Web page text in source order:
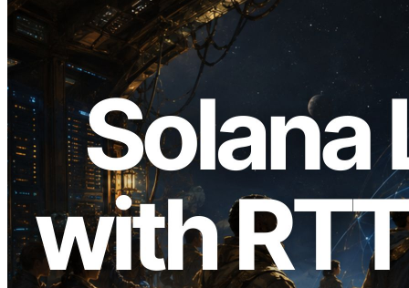
2026.08.05
ERPC expande a Solana Leader Slot API
com medição de ping a partir de 7 regiões
globais — Validators Information API
também lançada